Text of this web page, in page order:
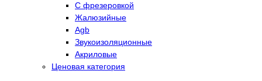
С фрезеровкой
Жалюзийные
Agb
Звукоизоляционные
Акриловые
Ценовая категория